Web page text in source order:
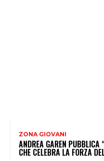
ZONA GIOVANI
ANDREA GAREN PUBBLICA
CHE CELEBRA LA FORZA